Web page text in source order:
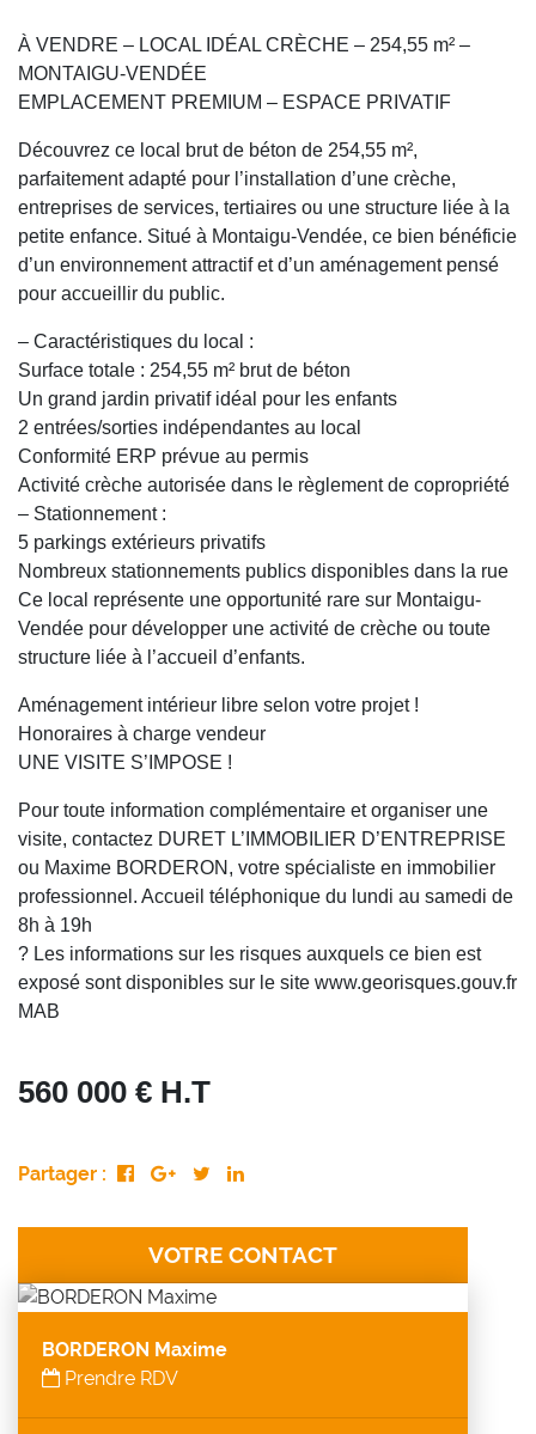
À VENDRE – LOCAL IDÉAL CRÈCHE – 254,55 m² –
MONTAIGU-VENDÉE
EMPLACEMENT PREMIUM – ESPACE PRIVATIF
Découvrez ce local brut de béton de 254,55 m²,
parfaitement adapté pour l’installation d’une crèche,
entreprises de services, tertiaires ou une structure liée à la
petite enfance. Situé à Montaigu-Vendée, ce bien bénéficie
d’un environnement attractif et d’un aménagement pensé
pour accueillir du public.
– Caractéristiques du local :
Surface totale : 254,55 m² brut de béton
Un grand jardin privatif idéal pour les enfants
2 entrées/sorties indépendantes au local
Conformité ERP prévue au permis
Activité crèche autorisée dans le règlement de copropriété
– Stationnement :
5 parkings extérieurs privatifs
Nombreux stationnements publics disponibles dans la rue
Ce local représente une opportunité rare sur Montaigu-
Vendée pour développer une activité de crèche ou toute
structure liée à l’accueil d’enfants.
Aménagement intérieur libre selon votre projet !
Honoraires à charge vendeur
UNE VISITE S’IMPOSE !
Pour toute information complémentaire et organiser une
visite, contactez DURET L’IMMOBILIER D’ENTREPRISE
ou Maxime BORDERON, votre spécialiste en immobilier
professionnel. Accueil téléphonique du lundi au samedi de
8h à 19h
? Les informations sur les risques auxquels ce bien est
exposé sont disponibles sur le site www.georisques.gouv.fr
MAB
560 000 € H.T
Partager :
VOTRE CONTACT
BORDERON Maxime
Prendre RDV